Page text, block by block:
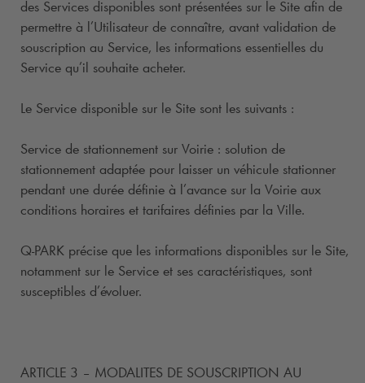
des Services disponibles sont présentées sur le Site afin de
permettre à l’Utilisateur de connaître, avant validation de
souscription au Service, les informations essentielles du
Service qu’il souhaite acheter.
Le Service disponible sur le Site sont les suivants :
Service de stationnement sur Voirie : solution de
stationnement adaptée pour laisser un véhicule stationner
pendant une durée définie à l’avance sur la Voirie aux
conditions horaires et tarifaires définies par la Ville.
Q-PARK précise que les informations disponibles sur le Site,
notamment sur le Service et ses caractéristiques, sont
susceptibles d’évoluer.
ARTICLE 3 – MODALITES DE SOUSCRIPTION AU